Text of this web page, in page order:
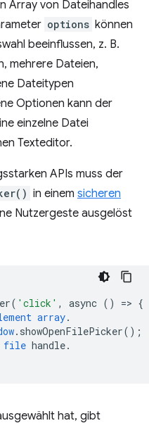
Array von Dateihandles
options können
beeinflussen, z. B.
mehrere Dateien,
Dateitypen
Optionen kann der
einzelne Datei
Texteditor.
APIs muss der
in einem sicheren
Nutzergeste ausgelöst
( 'click' , async () => {
array.
. showOpenFilePicker();
file handle.
hat, gibt